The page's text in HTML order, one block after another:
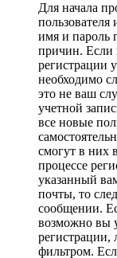
Для начала
имя и пароль
причин. Если
регистрации
необходимо
это не ваш
учетной
все новые
смогут в них
процессе
указанный
почты, то
сообщении.
возможно вы
регистрации,
фильтром.